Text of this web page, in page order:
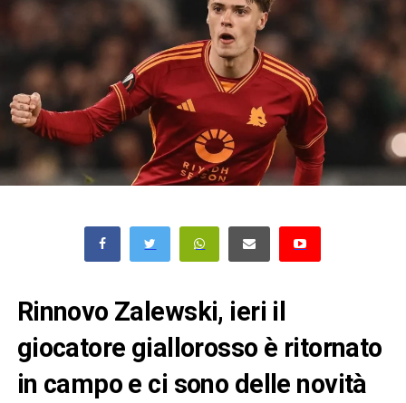
Rinnovo Zalewski, ieri il
giocatore giallorosso è ritornato
in campo e ci sono delle novità